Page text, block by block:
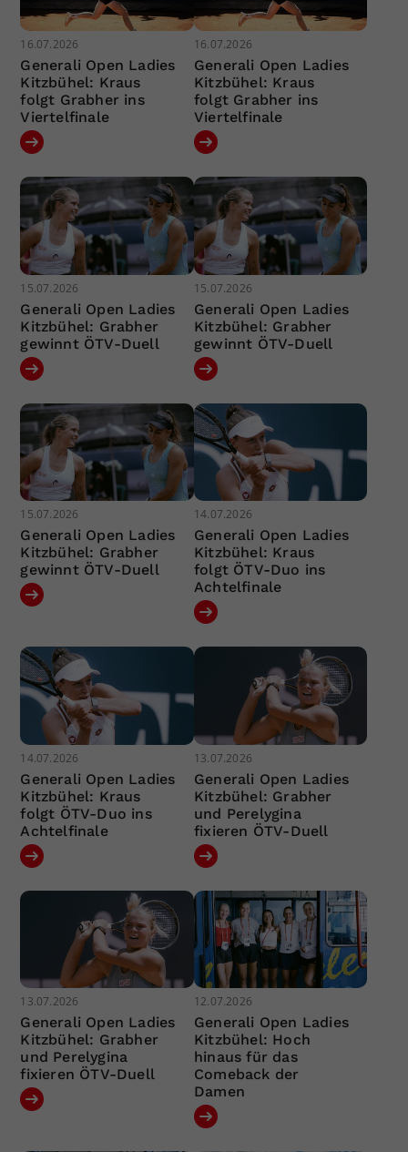
16.07.2026
Generali Open Ladies
Kitzbühel: Kraus
folgt Grabher ins
Viertelfinale
16.07.2026
Generali Open Ladies
Kitzbühel: Kraus
folgt Grabher ins
Viertelfinale
15.07.2026
Generali Open Ladies
Kitzbühel: Grabher
gewinnt ÖTV-Duell
15.07.2026
Generali Open Ladies
Kitzbühel: Grabher
gewinnt ÖTV-Duell
15.07.2026
Generali Open Ladies
Kitzbühel: Grabher
gewinnt ÖTV-Duell
14.07.2026
Generali Open Ladies
Kitzbühel: Kraus
folgt ÖTV-Duo ins
Achtelfinale
14.07.2026
Generali Open Ladies
Kitzbühel: Kraus
folgt ÖTV-Duo ins
Achtelfinale
13.07.2026
Generali Open Ladies
Kitzbühel: Grabher
und Perelygina
fixieren ÖTV-Duell
13.07.2026
Generali Open Ladies
Kitzbühel: Grabher
und Perelygina
fixieren ÖTV-Duell
12.07.2026
Generali Open Ladies
Kitzbühel: Hoch
hinaus für das
Comeback der
Damen